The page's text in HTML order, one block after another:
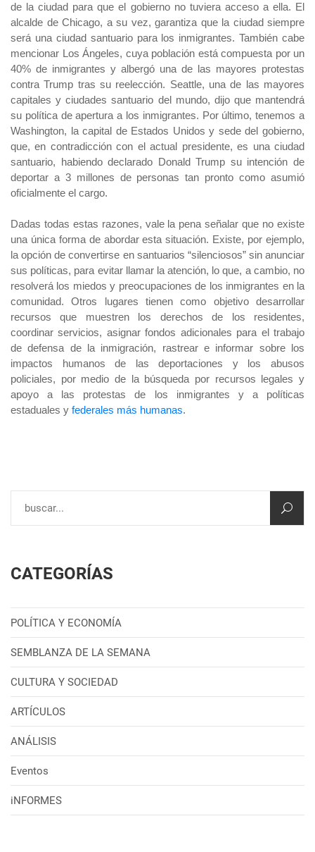
de la ciudad para que el gobierno no tuviera acceso a ella. El
alcalde de Chicago, a su vez, garantiza que la ciudad siempre
será una ciudad santuario para los inmigrantes. También cabe
mencionar Los Ángeles, cuya población está compuesta por un
40% de inmigrantes y albergó una de las mayores protestas
contra Trump tras su reelección. Seattle, una de las mayores
capitales y ciudades santuario del mundo, dijo que mantendrá
su política de apertura a los inmigrantes. Por último, tenemos a
Washington, la capital de Estados Unidos y sede del gobierno,
que, en contradicción con el actual presidente, es una ciudad
santuario, habiendo declarado Donald Trump su intención de
deportar a 3 millones de personas tan pronto como asumió
oficialmente el cargo.
Dadas todas estas razones, vale la pena señalar que no existe
una única forma de abordar esta situación. Existe, por ejemplo,
la opción de convertirse en santuarios “silenciosos” sin anunciar
sus políticas, para evitar llamar la atención, lo que, a cambio, no
resolverá los miedos y preocupaciones de los inmigrantes en la
comunidad.Otros lugares tienen como objetivo desarrollar
recursos que muestren los derechos de los residentes,
coordinar servicios, asignar fondos adicionales para el trabajo
de defensa de la inmigración, rastrear e informar sobre los
impactos humanos de las deportaciones y los abusos
policiales, por medio de la búsqueda por recursos legales y
apoyo a las protestas de los inmigrantes y a políticas
estaduales y federales más humanas.
CATEGORÍAS
POLÍTICA Y ECONOMÍA
SEMBLANZA DE LA SEMANA
CULTURA Y SOCIEDAD
ARTÍCULOS
ANÁLISIS
Eventos
iNFORMES